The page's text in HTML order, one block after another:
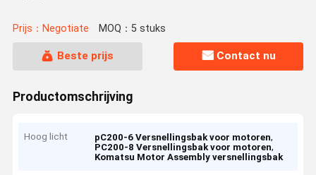
Prijs：Negotiate MOQ：5 stuks
Beste prijs Contact nu
Productomschrijving
Hoog licht pC200-6 Versnellingsbak voor motoren,
PC200-8 Versnellingsbak voor motoren,
Komatsu Motor Assembly versnellingsbak